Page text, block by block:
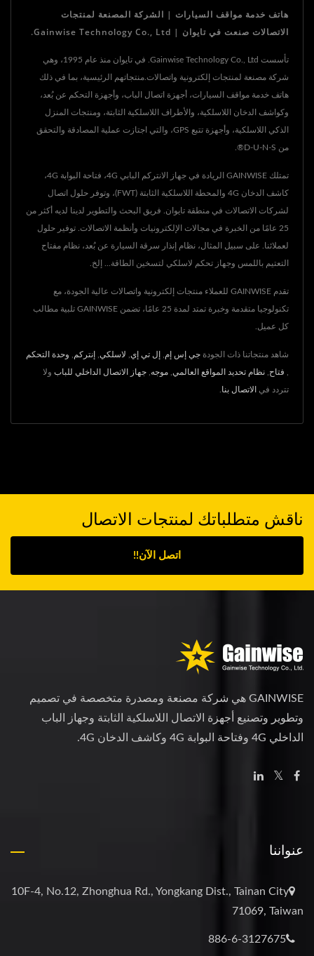
هاتف خدمة مواقف السيارات | الشركة المصنعة لمنتجات
الاتصالات صنعت في تايوان | Gainwise Technology Co., Ltd.
تأسست Gainwise Technology Co., Ltd. في تايوان منذ عام 1995، وهي
شركة مصنعة لمنتجات إلكترونية واتصالات.منتجاتهم الرئيسية، بما في ذلك
هاتف خدمة مواقف السيارات، أجهزة اتصال الباب، وأجهزة التحكم عن بُعد،
وكواشف الدخان اللاسلكية، والأطراف اللاسلكية الثابتة، ومنتجات المنزل
الذكي اللاسلكية، وأجهزة تتبع GPS، والتي اجتازت عملية المصادقة والتحقق
من D-U-N-S®.
تمتلك GAINWISE الريادة في جهاز الانتركم البابي 4G، فتاحة البوابة 4G،
كاشف الدخان 4G والمحطة اللاسلكية الثابتة (FWT)، وتوفر حلول اتصال
لشركات الاتصالات في منطقة تايوان. فريق البحث والتطوير لدينا لديه أكثر من
25 عامًا من الخبرة في مجالات الإلكترونيات وأنظمة الاتصالات. توفير حلول
لعملائنا. على سبيل المثال، نظام إنذار سرقة السيارة عن بُعد، نظام مفتاح
التعتيم باللمس وجهاز تحكم لاسلكي لتسخين الطاقة... إلخ.
تقدم GAINWISE للعملاء منتجات إلكترونية واتصالات عالية الجودة، مع
تكنولوجيا متقدمة وخبرة تمتد لمدة 25 عامًا، تضمن GAINWISE تلبية مطالب
كل عميل.
شاهد منتجاتنا ذات الجودة جي إس إم إل تي إي لاسلكي إنتركم وحدة التحكم
فتاح نظام تحديد المواقع العالمي موجه جهاز الاتصال الداخلي للباب ولا
تتردد في الاتصال بنا
ناقش متطلباتك لمنتجات الاتصال
اتصل الآن!!
GAINWISE هي شركة مصنعة ومصدرة متخصصة في تصميم
وتطوير وتصنيع أجهزة الاتصال اللاسلكية الثابتة وجهاز الباب
الداخلي 4G وفتاحة البوابة 4G وكاشف الدخان 4G.
عنواننا
10F-4, No.12, Zhonghua Rd., Yongkang Dist., Tainan City
71069, Taiwan
886-6-3127675